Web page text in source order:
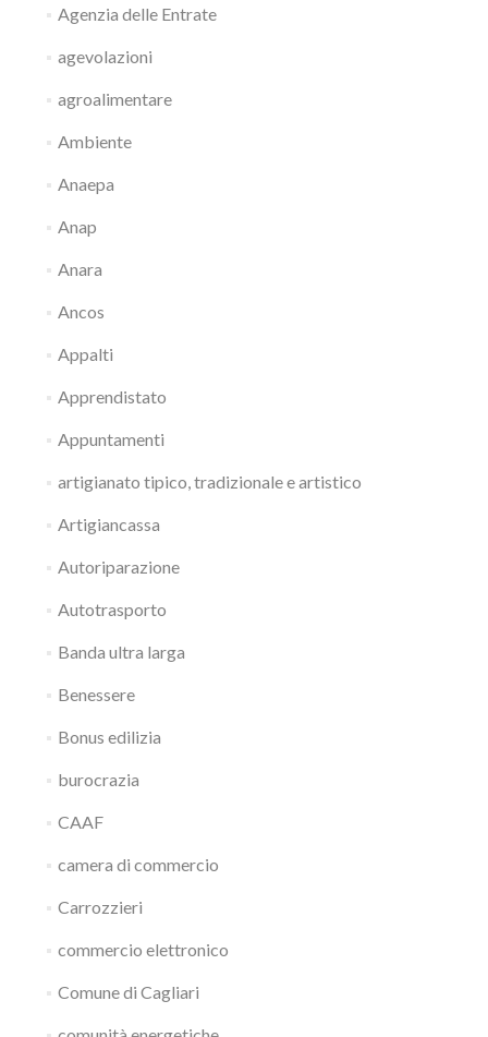
Agenzia delle Entrate
agevolazioni
agroalimentare
Ambiente
Anaepa
Anap
Anara
Ancos
Appalti
Apprendistato
Appuntamenti
artigianato tipico, tradizionale e artistico
Artigiancassa
Autoriparazione
Autotrasporto
Banda ultra larga
Benessere
Bonus edilizia
burocrazia
CAAF
camera di commercio
Carrozzieri
commercio elettronico
Comune di Cagliari